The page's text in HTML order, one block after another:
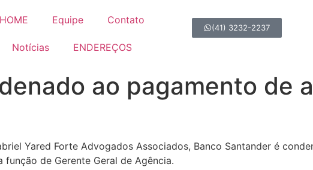
HOME Equipe Contato
Notícias ENDEREÇOS
(41) 3232-2237
ao pagamento de
Yared Forte Advogados Associados, Banco Santander é
de Gerente Geral de Agência.